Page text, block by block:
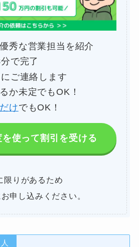
秀な営業担当を紹介
で完了
ご連絡します
か未定でもOK！
けでもOK！
使って割引を受ける
りがあるため
申し込みください。